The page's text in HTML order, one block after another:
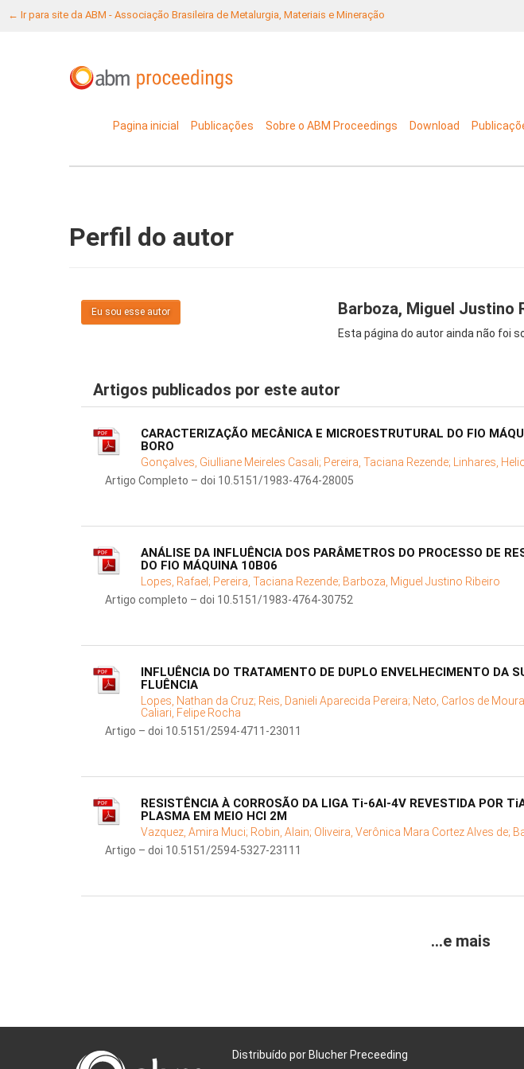
← Ir para site da ABM - Associação Brasileira de Metalurgia, Materiais e Mineração
Pagina inicial Publicações Sobre o ABM Proceedings Download
Perfil do autor
Eu sou esse autor Barboza, Miguel Justino
Esta página do autor ainda não foi
Artigos publicados por este autor
CARACTERIZAÇÃO MECÂNICA E MICROESTRUTURAL DO FIO
BORO
Gonçalves, Giulliane Meireles Casali; Pereira, Taciana Rezende; Linhares,
Artigo Completo – doi 10.5151/1983-4764-28005
ANÁLISE DA INFLUÊNCIA DOS PARÂMETROS DO PROCESSO DE
DO FIO MÁQUINA 10B06
Lopes, Rafael; Pereira, Taciana Rezende; Barboza, Miguel Justino Ribeiro
Artigo completo – doi 10.5151/1983-4764-30752
INFLUÊNCIA DO TRATAMENTO DE DUPLO ENVELHECIMENTO DA
FLUÊNCIA
Lopes, Nathan da Cruz; Reis, Danieli Aparecida Pereira; Neto, Carlos de
Caliari, Felipe Rocha
Artigo – doi 10.5151/2594-4711-23011
RESISTÊNCIA À CORROSÃO DA LIGA Ti-6Al-4V REVESTIDA POR
PLASMA EM MEIO HCl 2M
Vazquez, Amira Muci; Robin, Alain; Oliveira, Verônica Mara Cortez Alves de;
Artigo – doi 10.5151/2594-5327-23111
...e mais
Distribuído por Blucher Preceeding